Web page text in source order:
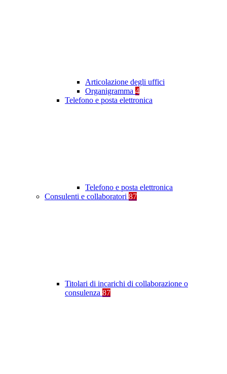
Articolazione degli uffici
Organigramma 4
Telefono e posta elettronica
Telefono e posta elettronica
Consulenti e collaboratori 87
Titolari di incarichi di collaborazione o
consulenza 87